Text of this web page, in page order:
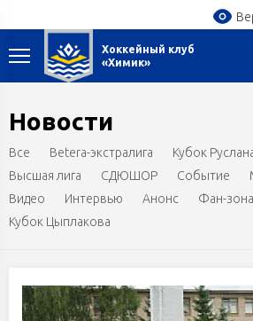
Хоккейный клуб
«Химик»
Новости
Все Betera-экстралига
Кубок
Высшая лига
СДЮШОР Событие
Видео
Интервью Анонс
Фан-зона
Кубок Цыплакова